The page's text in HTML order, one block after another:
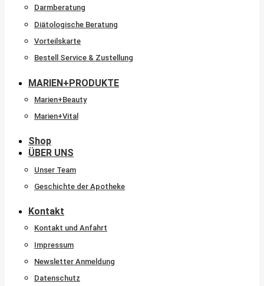
Darmberatung
Diätologische Beratung
Vorteilskarte
Bestell Service & Zustellung
MARIEN+PRODUKTE
Marien+Beauty
Marien+Vital
Shop
ÜBER UNS
Unser Team
Geschichte der Apotheke
Kontakt
Kontakt und Anfahrt
Impressum
Newsletter Anmeldung
Datenschutz